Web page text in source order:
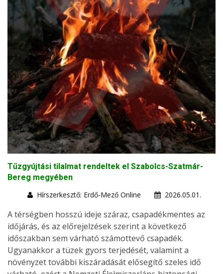
Tűzgyújtási tilalmat rendeltek el Szabolcs-Szatmár-
Bereg megyében
Hírszerkesztő: Erdő-Mező Online
2026.05.01.
A térségben hosszú ideje száraz, csapadékmentes az
időjárás, és az előrejelzések szerint a következő
időszakban sem várható számottevő csapadék.
Ugyanakkor a tüzek gyors terjedését, valamint a
növényzet további kiszáradását elősegítő szeles idő